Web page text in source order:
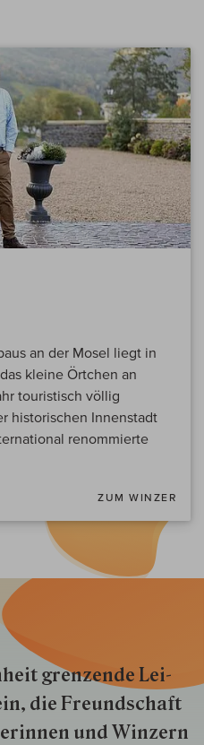
an der Mosel liegt in
kleine Örtchen an
touristisch völlig
historischen Innenstadt
renommierte
ZUM WINZER
gren­zende Lei­
die Freund­schaft
und Win­zern